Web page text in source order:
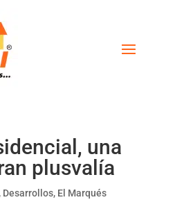
una
plusvalía
Desarrollos, El Marqués